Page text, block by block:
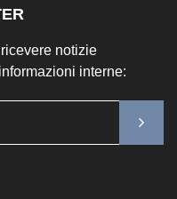
notizie
interne: